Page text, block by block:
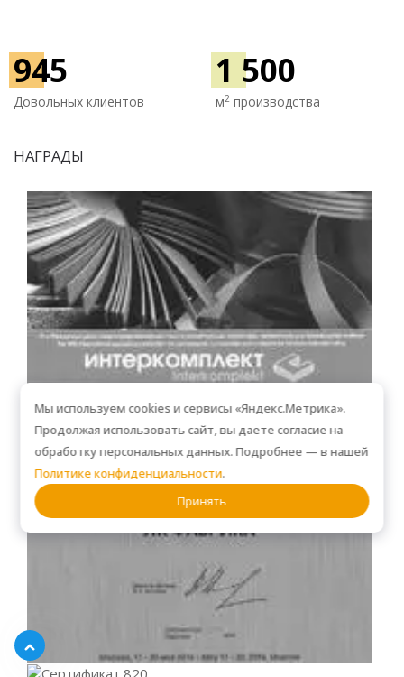
945
Довольных клиентов
1 500
м2 производства
НАГРАДЫ
Мы используем cookies и сервисы «Яндекс.Метрика».
Продолжая использовать сайт, вы даете согласие на
обработку персональных данных. Подробнее — в нашей
Политике конфиденциальности.
Принять